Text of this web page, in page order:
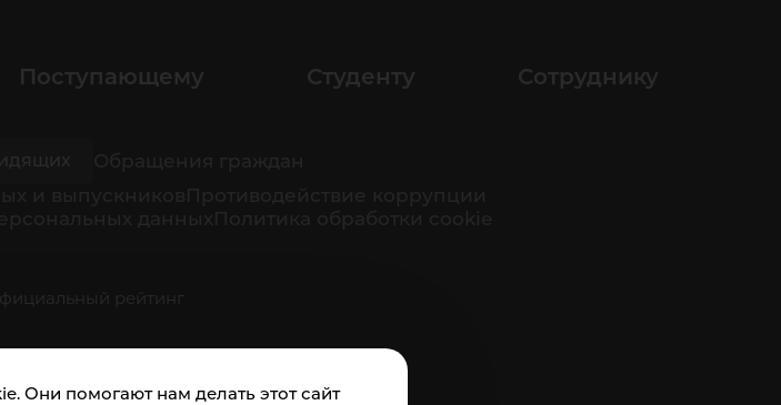
Они помогают нам делать этот сайт
Поступающему Студенту Сотруднику
рейтинг